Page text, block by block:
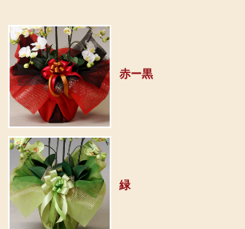
赤ー黒
緑